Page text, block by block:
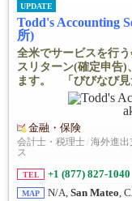
UPDATE
Todd's Accounting
所)
全米でサービスを行
スリターン(確定申告
ます。 「びびなび見
金融・保険
会計士・税理士/海外進出
ス
TEL +1 (877) 827-1040
MAP N/A, San Mateo,